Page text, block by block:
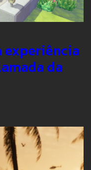
experiência
da